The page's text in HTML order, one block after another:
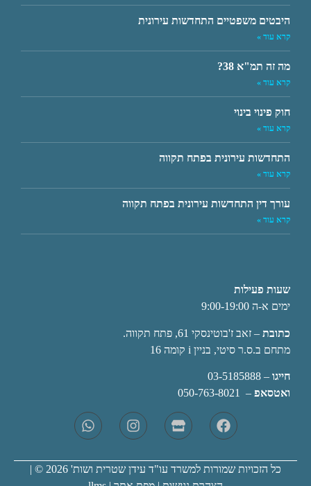
היבטים משפטיים התחדשות עירונית
קרא עוד »
מה זה תמ"א 38?
קרא עוד »
חוק פינוי בינוי
קרא עוד »
התחדשות עירונית בפתח תקווה
קרא עוד »
עורך דין התחדשות עירונית בפתח תקווה
קרא עוד »
שעות פעילות
ימים א-ה 9:00-19:00
כתובת – זאב ז'בוטינסקי 61, פתח תקווה.
מתחם ב.ס.ר סיטי, בניין i קומה 16
חייגו –
03-5185888
ואטסאפ –
050-763-8021
כל הזכויות שמורות למשרד עו"ד עידן שטרית ושות' 2026 © |